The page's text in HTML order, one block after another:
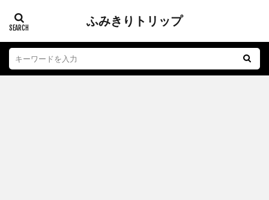
ふみきりトリップ